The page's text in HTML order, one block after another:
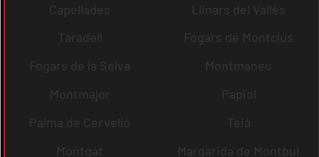
Capellades
Llinars del Vallès
Taradell
Fogars de Montclús
Fogars de la Selva
Montmaneu
Montmajor
Papiol
Palma de Cervelló
Teià
Montgat
Margarida de Montbui